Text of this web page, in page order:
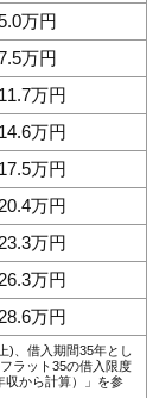
万円
万円
11.7万円
14.6万円
17.5万円
20.4万円
23.3万円
26.3万円
28.6万円
)、借入期間35年とし
ラット35の借入限度
から計算）
」を参